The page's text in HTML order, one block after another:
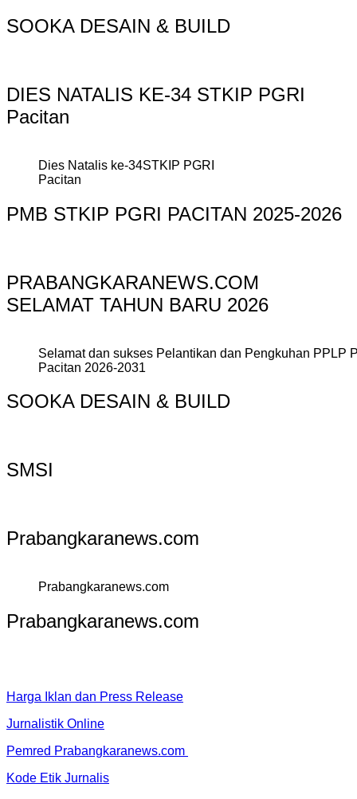
SOOKA DESAIN & BUILD
DIES NATALIS KE-34 STKIP PGRI
Pacitan
Dies Natalis ke-34STKIP PGRI
Pacitan
PMB STKIP PGRI PACITAN 2025-2026
PRABANGKARANEWS.COM
SELAMAT TAHUN BARU 2026
Selamat dan sukses Pelantikan dan Pengkuhan PPLP
Pacitan 2026-2031
SOOKA DESAIN & BUILD
SMSI
Prabangkaranews.com
Prabangkaranews.com
Prabangkaranews.com
Harga Iklan dan Press Release
Jurnalistik Online
Pemred Prabangkaranews.com
Kode Etik Jurnalis